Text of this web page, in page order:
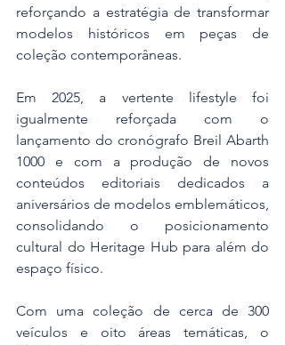
reforçando a estratégia de transformar
modelos históricos em peças de
coleção contemporâneas.
Em 2025, a vertente lifestyle foi
igualmente reforçada com o
lançamento do cronógrafo Breil Abarth
1000 e com a produção de novos
conteúdos editoriais dedicados a
aniversários de modelos emblemáticos,
consolidando o posicionamento
cultural do Heritage Hub para além do
espaço físico.
Com uma coleção de cerca de 300
veículos e oito áreas temáticas, o